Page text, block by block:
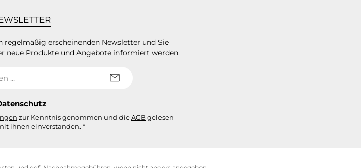
regelmäßig erscheinenden Newsletter und Sie
neue Produkte und Angebote informiert werden.
zur Kenntnis genommen und dieAGB gelesen
ihnen einverstanden. *